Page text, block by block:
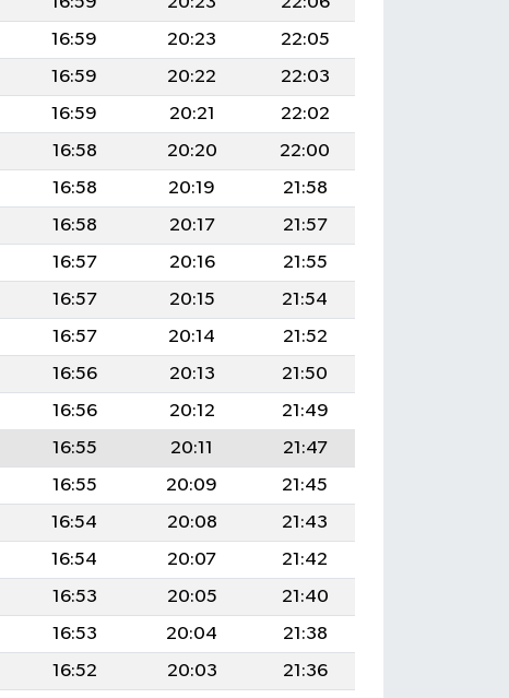
16:59 20:23
22:05
16:59 20:22
22:03
16:59 20:21
22:02
16:58 20:20
22:00
16:58 20:19
21:58
16:58 20:17
21:57
16:57 20:16
21:55
16:57 20:15
21:54
16:57 20:14
21:52
16:56 20:13
21:50
16:56 20:12
21:49
16:55 20:11
21:47
16:55 20:09
21:45
16:54 20:08
21:43
16:54 20:07
21:42
16:53 20:05
21:40
16:53 20:04
21:38
16:52 20:03
21:36